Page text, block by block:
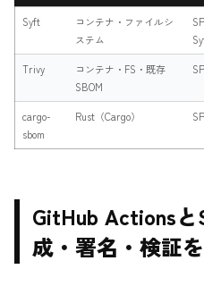
Syft
コンテナ・ファイルシ
ステム
Trivy
コンテナ・FS・既存
SBOM
cargo-
sbom
Rust（Cargo）
GitHub Actions
成・署名・検証